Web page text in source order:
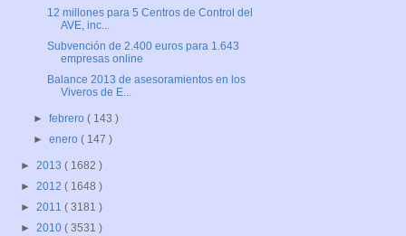
12 millones para 5 Centros de Control del
AVE, inc...
Subvención de 2.400 euros para 1.643
empresas online
Balance 2013 de asesoramientos en los
Viveros de E...
►febrero( 143 )
►enero( 147 )
► 2013 ( 1682 )
► 2012 ( 1648 )
► 2011 ( 3181 )
► 2010 ( 3531 )